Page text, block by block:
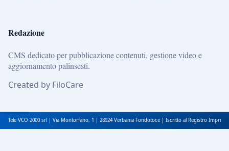
Redazione
CMS dedicato per pubblicazione contenuti, gestione video e
aggiornamento palinsesti.
Created by FiloCare
Tele VCO 2000 srl | Via Montorfano, 1 | 28924 Verbania Fondotoce | Iscritto al Registro Imprese